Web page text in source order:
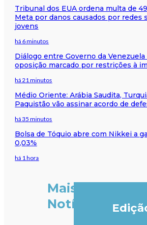
Tribunal dos EUA ordena multa de
Meta por danos causados por redes
jovens
há 6 minutos
Diálogo entre Governo da Venezuela
oposição marcado por restrições à
há 21 minutos
Médio Oriente: Arábia Saudita,
Paquistão vão assinar acordo de
há 35 minutos
Bolsa de Tóquio abre com Nikkei a
0,03%
há 1 hora
Mais
Notícias